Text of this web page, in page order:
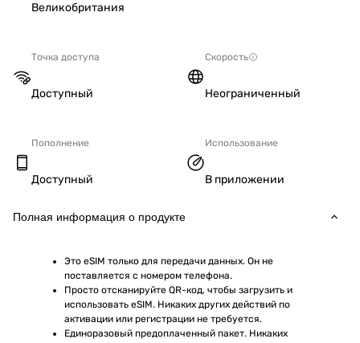
Великобритания
Точка доступа
Доступный
Скорость
Неограниченный
Пополнение
Доступный
Использование
В приложении
Полная информация о продукте
Это eSIM только для передачи данных. Он не
поставляется с номером телефона.
Просто отсканируйте QR-код, чтобы загрузить и
использовать eSIM. Никаких других действий по
активации или регистрации не требуется.
Единоразовый предоплаченный пакет. Никаких